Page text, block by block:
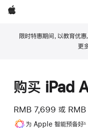
Apple
限时特惠期间，以教育优
更
购买 iPad
RMB 7,699 或
为 Apple 智能预备好∆